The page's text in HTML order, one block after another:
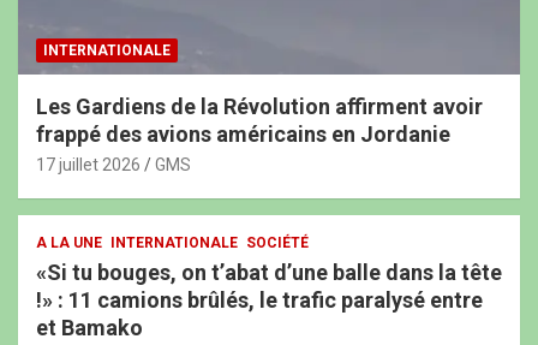
INTERNATIONALE
Les Gardiens de la Révolution affirment avoir
frappé des avions américains en Jordanie
17 juillet 2026 GMS
A LA UNE INTERNATIONALE SOCIÉTÉ
«Si tu bouges, on t’abat d’une balle dans la tête
!» : 11 camions brûlés, le trafic paralysé entre
et Bamako